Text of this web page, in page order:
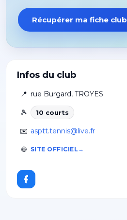
Infos du club
📍 rue Burgard, TROYES
🎾 10 courts
✉️ asptt.tennis@live.fr
🌐 SITE OFFICIEL
Récupérer ma fiche club